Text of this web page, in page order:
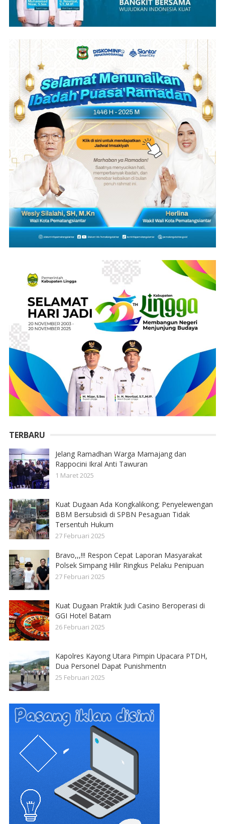
TERBARU
Jelang Ramadhan Warga Mamajang dan
Rappocini Ikral Anti Tawuran
1 Maret 2025
Kuat Dugaan Ada Kongkalikong; Penyelewengan
BBM Bersubsidi di SPBN Pesaguan Tidak
Tersentuh Hukum
27 Februari 2025
Bravo,,,!!! Respon Cepat Laporan Masyarakat
Polsek Simpang Hilir Ringkus Pelaku Penipuan
27 Februari 2025
Kuat Dugaan Praktik Judi Casino Beroperasi di
GGI Hotel Batam
26 Februari 2025
Kapolres Kayong Utara Pimpin Upacara PTDH,
Dua Personel Dapat Punishmentn
25 Februari 2025